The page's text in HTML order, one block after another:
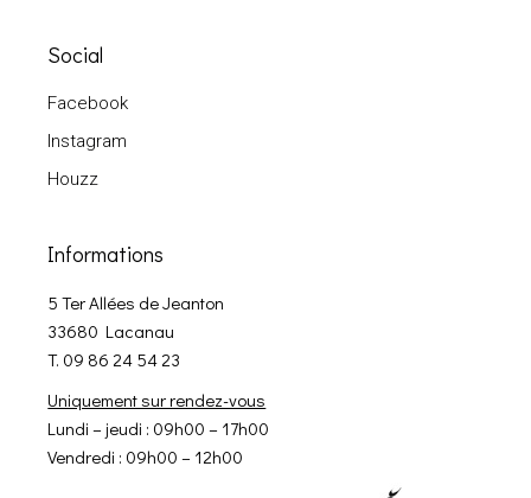
Social
Facebook
Instagram
Houzz
Informations
5 Ter Allées de Jeanton
33680 Lacanau
T. 09 86 24 54 23
Uniquement sur rendez-vous
Lundi – jeudi : 09h00 – 17h00
Vendredi : 09h00 – 12h00